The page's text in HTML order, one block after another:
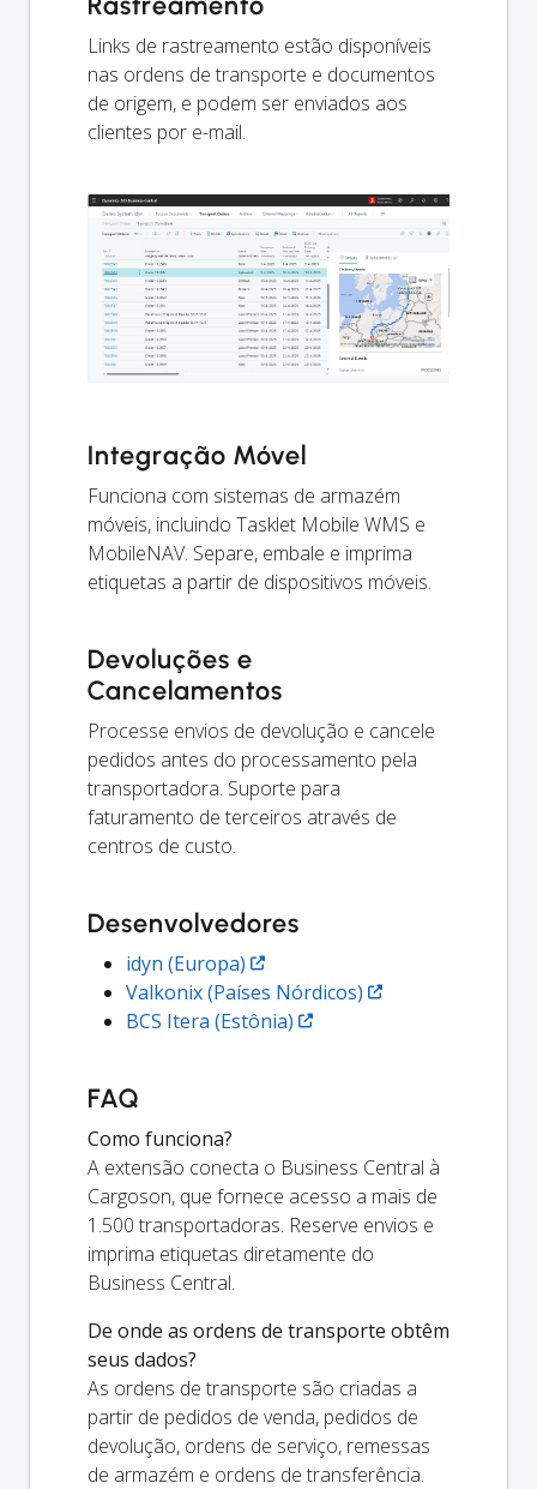
Links de rastreamento estão disponíveis
nas ordens de transporte e documentos
de origem, e podem ser enviados aos
clientes por e-mail.
Integração Móvel
Funciona com sistemas de armazém
móveis, incluindo Tasklet Mobile WMS e
MobileNAV. Separe, embale e imprima
etiquetas a partir de dispositivos móveis.
Devoluções e
Cancelamentos
Processe envios de devolução e cancele
pedidos antes do processamento pela
transportadora. Suporte para
faturamento de terceiros através de
centros de custo.
Desenvolvedores
idyn (Europa)
Valkonix (Países Nórdicos)
BCS Itera (Estônia)
FAQ
Como funciona?
A extensão conecta o Business Central à
Cargoson, que fornece acesso a mais de
1.500 transportadoras. Reserve envios e
imprima etiquetas diretamente do
Business Central.
De onde as ordens de transporte obtêm
seus dados?
As ordens de transporte são criadas a
partir de pedidos de venda, pedidos de
devolução, ordens de serviço, remessas
de armazém e ordens de transferência.